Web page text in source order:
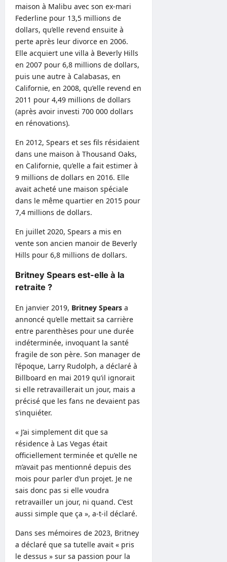
maison à Malibu avec son ex-mari
Federline pour 13,5 millions de
dollars, qu’elle revend ensuite à
perte après leur divorce en 2006.
Elle acquiert une villa à Beverly Hills
en 2007 pour 6,8 millions de dollars,
puis une autre à Calabasas, en
Californie, en 2008, qu’elle revend en
2011 pour 4,49 millions de dollars
(après avoir investi 700 000 dollars
en rénovations).
En 2012, Spears et ses fils résidaient
dans une maison à Thousand Oaks,
en Californie, qu’elle a fait estimer à
9 millions de dollars en 2016. Elle
avait acheté une maison spéciale
dans le même quartier en 2015 pour
7,4 millions de dollars.
En juillet 2020, Spears a mis en
vente son ancien manoir de Beverly
Hills pour 6,8 millions de dollars.
Britney Spears est-elle à la
retraite ?
En janvier 2019, Britney Spears a
annoncé qu’elle mettait sa carrière
entre parenthèses pour une durée
indéterminée, invoquant la santé
fragile de son père. Son manager de
l’époque, Larry Rudolph, a déclaré à
Billboard en mai 2019 qu’il ignorait
si elle retravaillerait un jour, mais a
précisé que les fans ne devaient pas
s’inquiéter.
« J’ai simplement dit que sa
résidence à Las Vegas était
officiellement terminée et qu’elle ne
m’avait pas mentionné depuis des
mois pour parler d’un projet. Je ne
sais donc pas si elle voudra
retravailler un jour, ni quand. C’est
aussi simple que ça », a-t-il déclaré.
Dans ses mémoires de 2023, Britney
a déclaré que sa tutelle avait « pris
le dessus » sur sa passion pour la